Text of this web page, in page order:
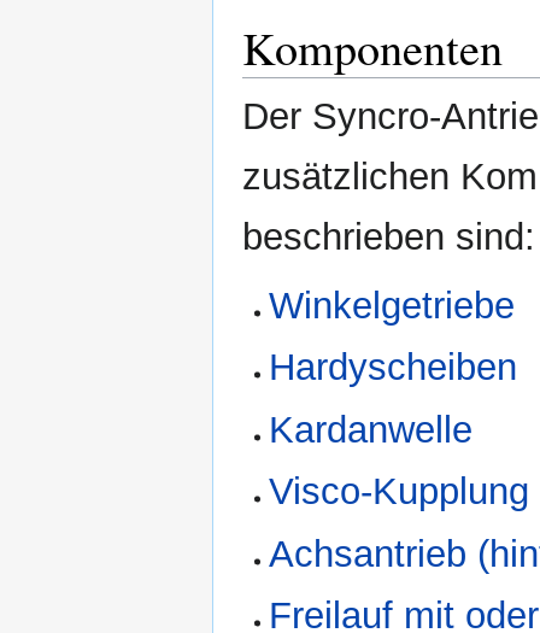
Komponenten
Der Syncro-
zusätzlichen
beschrieben sind:
Winkelgetriebe
Hardyscheiben
Kardanwelle
Visco-Kupplung
Achsantrieb
Freilauf mit